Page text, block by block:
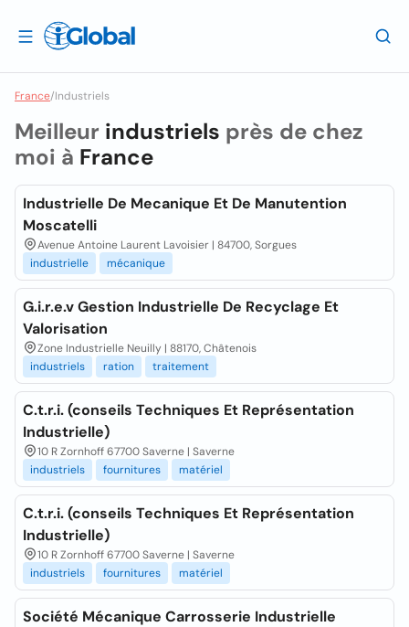
France/Industriels
Meilleur industriels près de chez
moi à France
Industrielle De Mecanique Et De Manutention
Moscatelli
Avenue Antoine Laurent Lavoisier | 84700, Sorgues
industrielle
mécanique
G.i.r.e.v Gestion Industrielle De Recyclage Et
Valorisation
Zone Industrielle Neuilly | 88170, Châtenois
industriels
ration traitement
C.t.r.i. (conseils Techniques Et Représentation
Industrielle)
10 R Zornhoff 67700 Saverne | Saverne
industriels
fournitures matériel
C.t.r.i. (conseils Techniques Et Représentation
Industrielle)
10 R Zornhoff 67700 Saverne | Saverne
industriels
fournitures matériel
Société Mécanique Carrosserie Industrielle